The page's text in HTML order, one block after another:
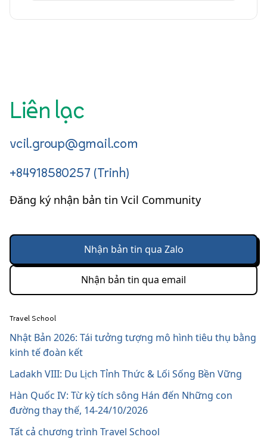
Liên lạc
vcil.group@gmail.com
+84918580257 (Trinh)
Đăng ký nhận bản tin Vcil Community
Nhận bản tin qua Zalo
Nhận bản tin qua email
Travel School
Nhật Bản 2026: Tái tưởng tượng mô hình tiêu thụ bằng
kinh tế đoàn kết
Ladakh VIII: Du Lịch Tỉnh Thức & Lối Sống Bền Vững
Hàn Quốc IV: Từ kỳ tích sông Hán đến Những con
đường thay thế, 14-24/10/2026
Tất cả chương trình Travel School